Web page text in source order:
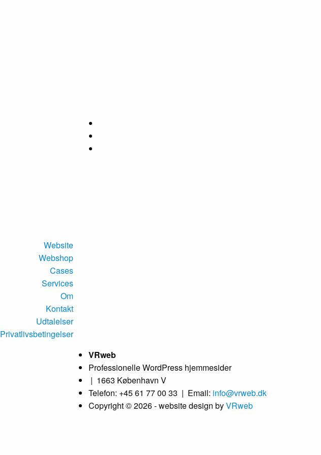
Website
Webshop
Cases
Services
Om
Kontakt
Udtalelser
Privatlivsbetingelser
VRweb
Professionelle WordPress hjemmesider
| 1663 København V
Telefon: +45 61 77 00 33 | Email: info@vrweb.dk
Copyright ©2026- website design byVRweb